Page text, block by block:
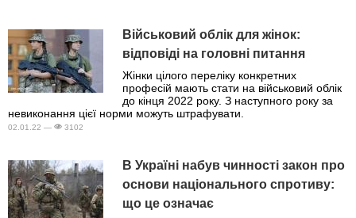
Військовий облік для жінок:
відповіді на головні питання
Жінки цілого переліку конкретних
професій мають стати на військовий облік
до кінця 2022 року. З наступного року за
невиконання цієї норми можуть штрафувати.
02.01.22 — 3102
В Україні набув чинності закон про
основи національного спротиву:
що це означає